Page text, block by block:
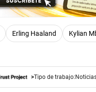
Erling Haaland Kylian
Tipo de trabajo: